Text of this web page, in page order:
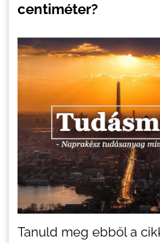
centiméter?
Tanuld meg ebből a